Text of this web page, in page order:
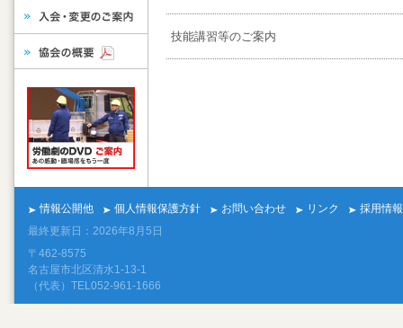
技能講習等のご案内
情報公開他 個人情報保護方針 お問い合わせ リンク
採用情報
最終更新日：2026年8月5日
〒462-8575
名古屋市北区清水1-13-1
（代表）TEL052-961-1666